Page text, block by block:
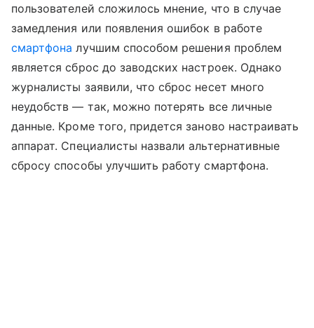
пользователей сложилось мнение, что в случае
замедления или появления ошибок в работе
смартфона лучшим способом решения проблем
является сброс до заводских настроек. Однако
журналисты заявили, что сброс несет много
неудобств — так, можно потерять все личные
данные. Кроме того, придется заново настраивать
аппарат. Специалисты назвали альтернативные
сбросу способы улучшить работу смартфона.